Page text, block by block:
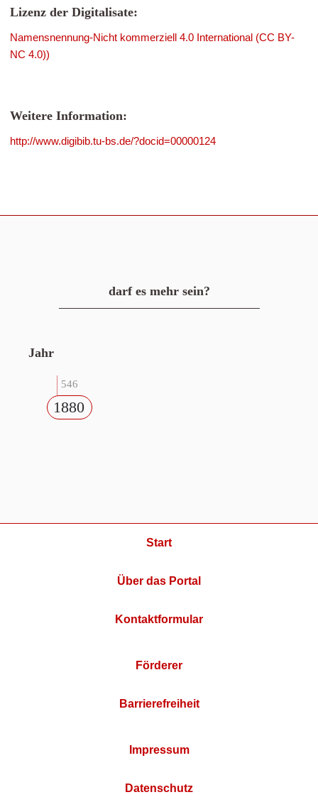
Lizenz der Digitalisate:
Namensnennung-Nicht kommerziell 4.0 International (CC BY-
NC 4.0))
Weitere Information:
http://www.digibib.tu-bs.de/?docid=00000124
darf es mehr sein?
Jahr
546
1880
Start
Über das Portal
Kontaktformular
Förderer
Barrierefreiheit
Impressum
Datenschutz